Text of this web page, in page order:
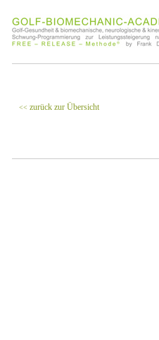
<< zurück zur Übersicht